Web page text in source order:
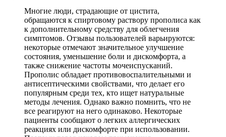
Многие люди, страдающие от цистита,
обращаются к спиртовому раствору прополиса как
к дополнительному средству для облегчения
симптомов. Отзывы пользователей варьируются:
некоторые отмечают значительное улучшение
состояния, уменьшение боли и дискомфорта, а
также снижение частоты мочеиспусканий.
Прополис обладает противовоспалительными и
антисептическими свойствами, что делает его
популярным среди тех, кто ищет натуральные
методы лечения. Однако важно помнить, что не
все реагируют на него одинаково. Некоторые
пациенты сообщают о легких аллергических
реакциях или дискомфорте при использовании.